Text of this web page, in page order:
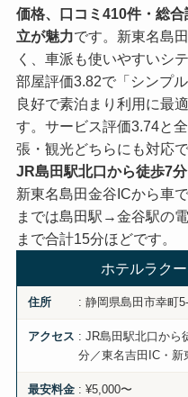
価格、口コミ410件・総
立が魅力です。新東名島
く、車派も使いやすいシ
部屋評価3.82で「シンプ
良好で素泊まり利用に最
す。サービス評価3.74と
張・観光どちらにも対応
JR島田駅北口から徒歩7
新東名島田金谷ICから車
までは島田駅→金谷駅の
まで合計15分ほどです。
ホテルラク
住所 : 静岡県島田市幸町
アクセス : JR島田駅北口から
分／東名吉田IC・新
最安料金 : ¥5,000〜